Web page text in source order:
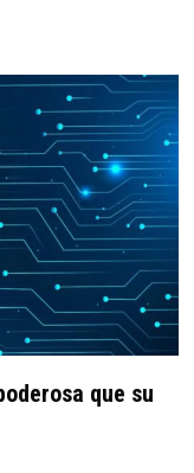
que su